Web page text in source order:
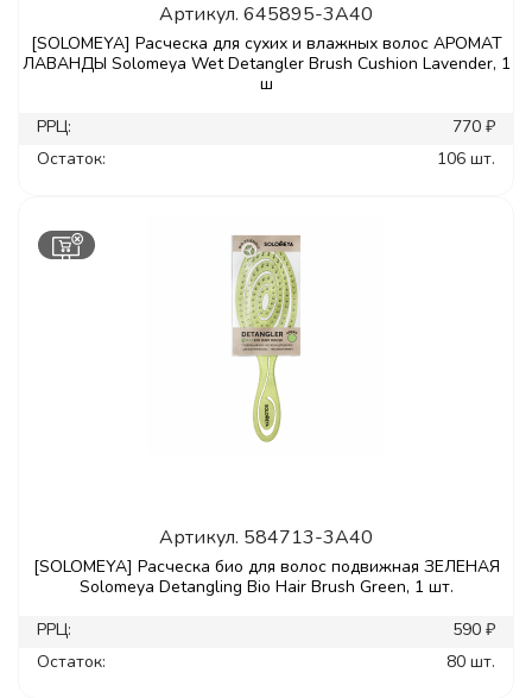
Артикул. 645895-3A40
[SOLOMEYA] Расческа для сухих и влажных волос АРОМАТ
ЛАВАНДЫ Solomeya Wet Detangler Brush Cushion Lavender, 1
ш
РРЦ:
770 ₽
Остаток:
106 шт.
Артикул. 584713-3A40
[SOLOMEYA] Расческа био для волос подвижная ЗЕЛЕНАЯ
Solomeya Detangling Bio Hair Brush Green, 1 шт.
РРЦ:
590 ₽
Остаток:
80 шт.